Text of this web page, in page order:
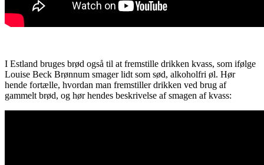
I Estland bruges brød også til at fremstille drikken kvass, som ifølge
Louise Beck Brønnum smager lidt som sød, alkoholfri øl. Hør
hende fortælle, hvordan man fremstiller drikken ved brug af
gammelt brød, og hør hendes beskrivelse af smagen af kvass: